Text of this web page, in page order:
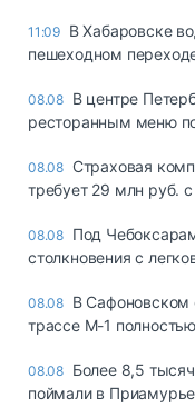
11:09 В Хабаровске
пешеходном
08.08 В центре
ресторанным меню
08.08 Страховая
требует 29 млн руб.
08.08 Под
столкновения с
08.08 В Сафоновском
трассе М-1
08.08 Более 8,5
поймали в Приамурье